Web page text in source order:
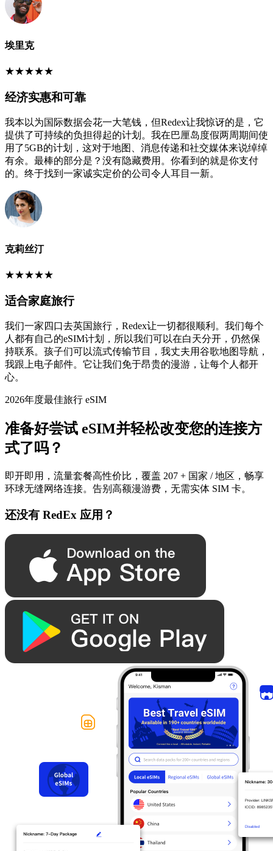
埃里克
★★★★★
经济实惠和可靠
我本以为国际数据会花一大笔钱，但Redex让我惊讶的是，它
提供了可持续的负担得起的计划。我在巴厘岛度假两周期间使
用了5GB的计划，这对于地图、消息传递和社交媒体来说绰绰
有余。最棒的部分是？没有隐藏费用。你看到的就是你支付
的。终于找到一家诚实定价的公司令人耳目一新。
克莉丝汀
★★★★★
适合家庭旅行
我们一家四口去英国旅行，Redex让一切都很顺利。我们每个
人都有自己的eSIM计划，所以我们可以在白天分开，仍然保
持联系。孩子们可以流式传输节目，我丈夫用谷歌地图导航，
我跟上电子邮件。它让我们免于昂贵的漫游，让每个人都开
心。
2026年度最佳旅行 eSIM
准备好尝试 eSIM并轻松改变您的连接方
式了吗？
即开即用，流量套餐高性价比，覆盖 207 + 国家 / 地区，畅享
环球无缝网络连接。告别高额漫游费，无需实体 SIM 卡。
还没有 RedEx 应用？